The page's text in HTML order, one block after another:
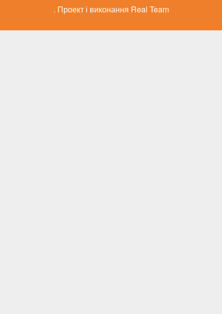
. Проект і виконання Real Team